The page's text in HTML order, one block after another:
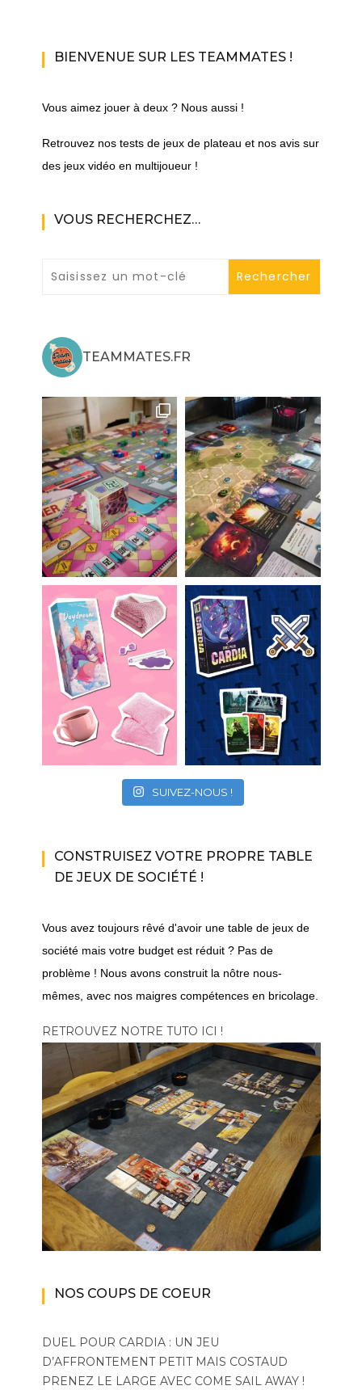
BIENVENUE SUR LES TEAMMATES !
Vous aimez jouer à deux ? Nous aussi !
Retrouvez nos tests de jeux de plateau et nos avis sur
des jeux vidéo en multijoueur !
VOUS RECHERCHEZ…
TEAMMATES.FR
SUIVEZ-NOUS !
CONSTRUISEZ VOTRE PROPRE TABLE
DE JEUX DE SOCIÉTÉ !
Vous avez toujours rêvé d'avoir une table de jeux de
société mais votre budget est réduit ? Pas de
problème ! Nous avons construit la nôtre nous-
mêmes, avec nos maigres compétences en bricolage.
RETROUVEZ NOTRE TUTO ICI !
NOS COUPS DE COEUR
DUEL POUR CARDIA : UN JEU
D’AFFRONTEMENT PETIT MAIS COSTAUD
PRENEZ LE LARGE AVEC COME SAIL AWAY !